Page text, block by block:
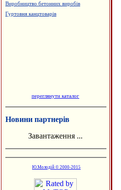
Виробництво бетонних виробів
Гуртовня канцтоварів
переглянути каталог
Новини партнерів
Завантаження ...
Ю.Молодій © 2000-2015